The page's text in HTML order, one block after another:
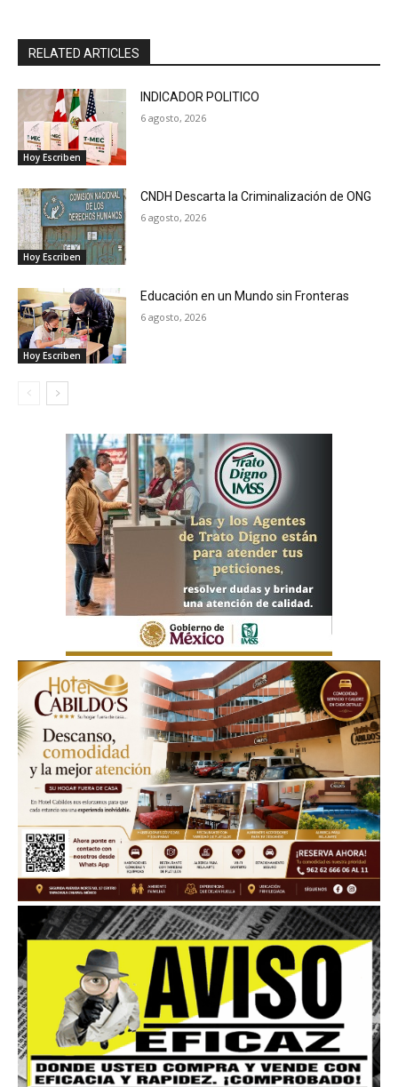
RELATED ARTICLES
Hoy Escriben
INDICADOR POLITICO
6 agosto, 2026
Hoy Escriben
CNDH Descarta la Criminalización de ONG
6 agosto, 2026
Hoy Escriben
Educación en un Mundo sin Fronteras
6 agosto, 2026